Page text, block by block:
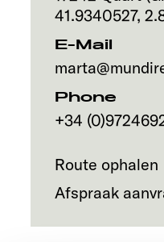
41.9340527,
E-Mail
Phone
+34
Route ophalen
Afspraak